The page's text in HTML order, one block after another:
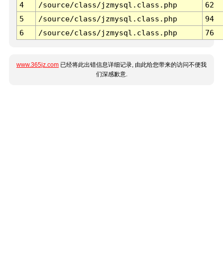
4
/source/class/jzmysql.class.php
62
5
/source/class/jzmysql.class.php
94
6
/source/class/jzmysql.class.php 76
www.365jz.com 已经将此出错信息详细记录, 由此给您带来的访问不便我
们深感歉意.